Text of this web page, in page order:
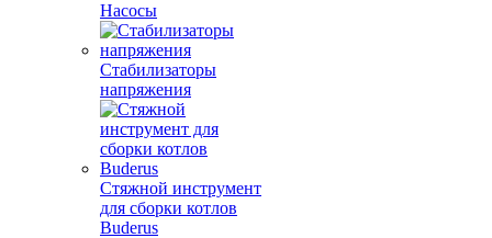
Насосы
Стабилизаторы
напряжения
Стяжной инструмент
для сборки котлов
Buderus